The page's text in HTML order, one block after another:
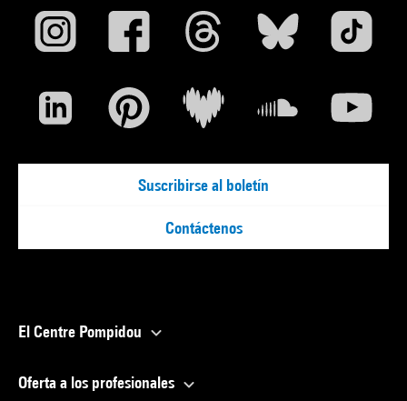
Suscribirse al boletín
Contáctenos
El Centre Pompidou
Oferta a los profesionales